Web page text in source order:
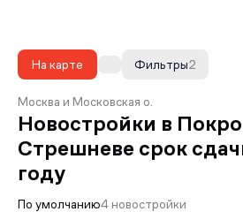
На карте 2
Фильтры
Москва и Московская о.
Новостройки в
Стрешневе срок
году
По умолчанию4 новостройки